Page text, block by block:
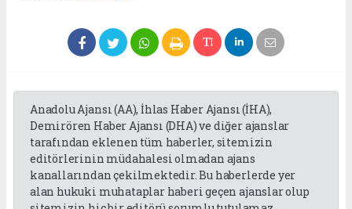
Anadolu Ajansı (AA), İhlas Haber Ajansı (İHA),
Demirören Haber Ajansı (DHA) ve diğer ajanslar
tarafından eklenen tüm haberler, sitemizin
editörlerinin müdahalesi olmadan ajans
kanallarından çekilmektedir. Bu haberlerde yer
alan hukuki muhataplar haberi geçen ajanslar olup